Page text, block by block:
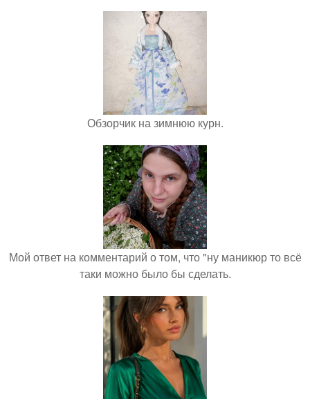
Обзорчик на зимнюю курн.
Мой ответ на комментарий о том, что "ну маникюр то всё
таки можно было бы сделать.